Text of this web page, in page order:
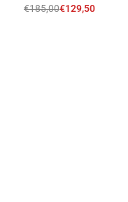
€185,00€129,50